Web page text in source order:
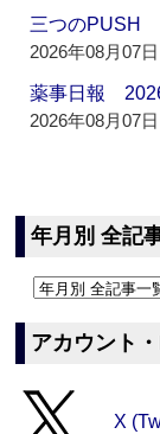
三つのPUSH
2026年08月07
薬事日報
2026年08月07
年月別 全記
アカウント
X